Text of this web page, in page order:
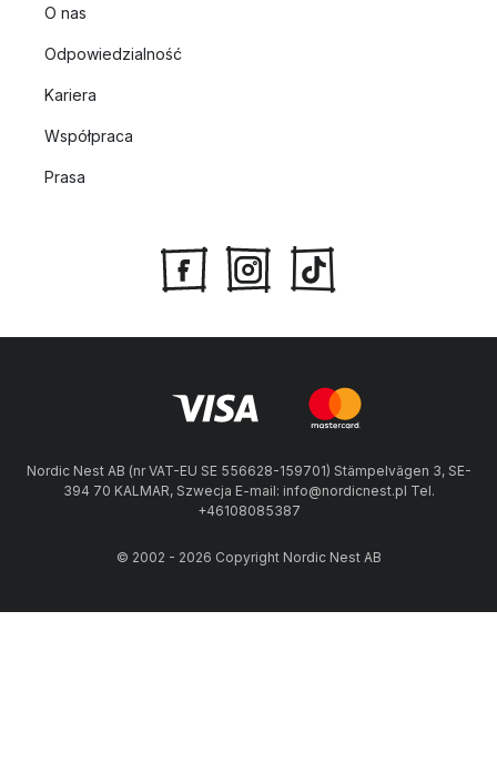
O nas
Odpowiedzialność
Kariera
Współpraca
Prasa
Nordic Nest AB (nr VAT-EU SE 556628-159701) Stämpelvägen 3, SE-
394 70 KALMAR, Szwecja E-mail: info@nordicnest.pl Tel.
+46108085387
© 2002 - 2026 Copyright Nordic Nest AB